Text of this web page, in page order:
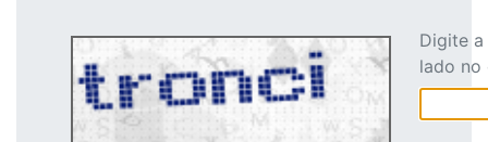
Digite
lado no